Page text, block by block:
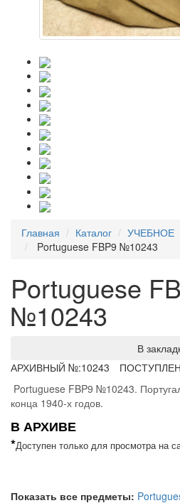
Главная Каталог УЧЕБНОЕ
Portuguese FBP9 №10243
Portuguese
№10243
В
АРХИВНЫЙ №:10243
Portuguese FBP9 №10243.
конца 1940-х годов.
В АРХИВЕ
*Доступен только для просмотра на
Показать все предметы: